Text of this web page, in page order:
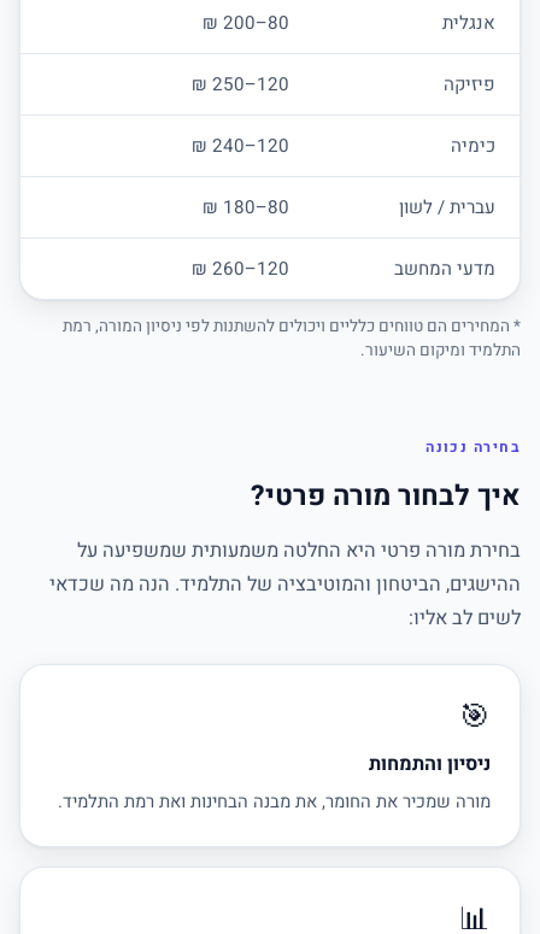
אנגלית 80–200 ₪
פיזיקה 120–250 ₪
כימיה 120–240 ₪
עברית / לשון 80–180 ₪
מדעי המחשב 120–260 ₪
* המחירים הם טווחים כלליים ויכולים להשתנות לפי ניסיון המורה, רמת
התלמיד ומיקום השיעור.
בחירה נכונה
איך לבחור מורה פרטי?
בחירת מורה פרטי היא החלטה משמעותית שמשפיעה על
ההישגים, הביטחון והמוטיבציה של התלמיד. הנה מה שכדאי
לשים לב אליו:
🎯
ניסיון והתמחות
מורה שמכיר את החומר, את מבנה הבחינות ואת רמת התלמיד.
📊